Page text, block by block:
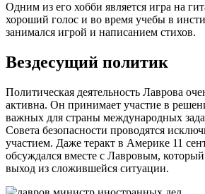
Одним из его хобби является игра на
хороший голос и во время учебы в
занимался игрой и написанием стихов.
Вездесущий политик
Политическая деятельность Лаврова
активна. Он принимает участие в
важных для страны международных
Совета безопасности проводятся
участием. Даже теракт в Америке 11
обсуждался вместе с Лавровым,
выход из сложившейся ситуации.